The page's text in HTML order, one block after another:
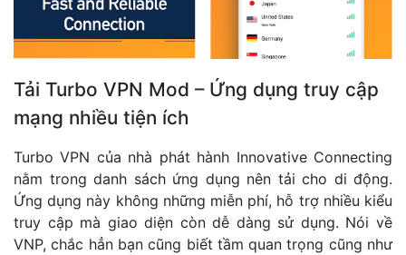
Tải Turbo VPN Mod – Ứng dụng truy cập
mạng nhiều tiện ích
Turbo VPN của nhà phát hành Innovative Connecting
nằm trong danh sách ứng dụng nên tải cho di động.
Ứng dụng này không những miễn phí, hỗ trợ nhiều kiểu
truy cập mà giao diện còn dễ dàng sử dụng. Nói về
VNP, chắc hẳn bạn cũng biết tầm quan trọng cũng như